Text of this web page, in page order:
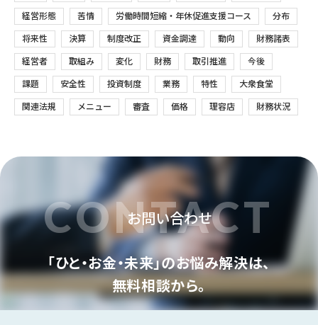
経営形態 苦情 労働時間短縮・年休促進支援コース 分布
将来性 決算 制度改正 資金調達 動向 財務諸表
経営者 取組み 変化 財務 取引推進 今後
課題 安全性 投資制度 業務 特性 大衆食堂
関連法規 メニュー 審査 価格 理容店 財務状況
CONTACT
お問い合わせ
「ひと・お金・未来」のお悩み解決は、
無料相談から。